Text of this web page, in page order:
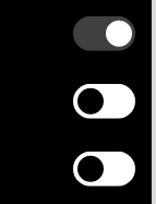
an.
z.B.